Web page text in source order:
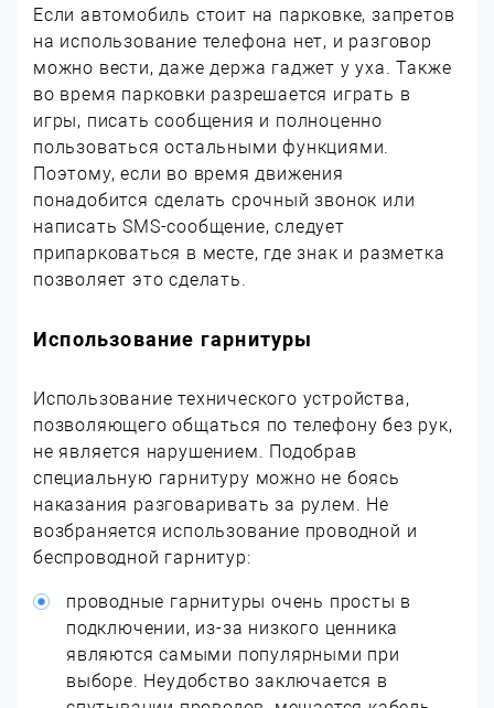
Если автомобиль стоит на парковке, запретов
на использование телефона нет, и разговор
можно вести, даже держа гаджет у уха. Также
во время парковки разрешается играть в
игры, писать сообщения и полноценно
пользоваться остальными функциями.
Поэтому, если во время движения
понадобится сделать срочный звонок или
написать SMS-сообщение, следует
припарковаться в месте, где знак и разметка
позволяет это сделать.
Использование гарнитуры
Использование технического устройства,
позволяющего общаться по телефону без рук,
не является нарушением. Подобрав
специальную гарнитуру можно не боясь
наказания разговаривать за рулем. Не
возбраняется использование проводной и
беспроводной гарнитур:
проводные гарнитуры очень просты в
подключении, из-за низкого ценника
являются самыми популярными при
выборе. Неудобство заключается в